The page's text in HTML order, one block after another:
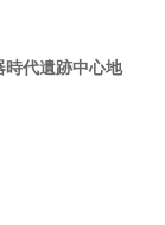
時代遺跡中心地